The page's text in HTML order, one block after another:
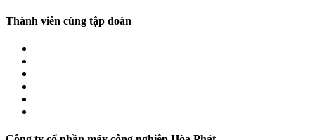
Thành viên cùng tập đoàn